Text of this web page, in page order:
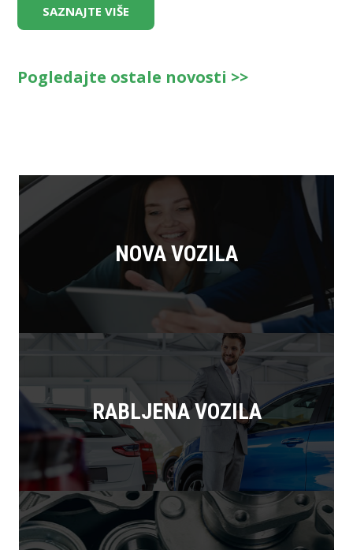
SAZNAJTE VIŠE
Pogledajte ostale novosti >>
NOVA VOZILA
RABLJENA VOZILA